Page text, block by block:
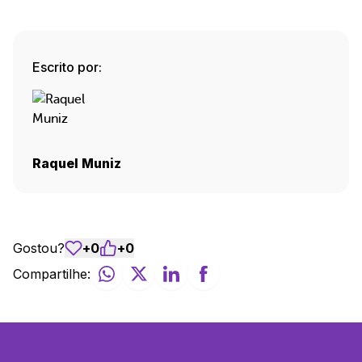
Escrito por:
Raquel Muniz
Gostou? +0 +0
Compartilhe: